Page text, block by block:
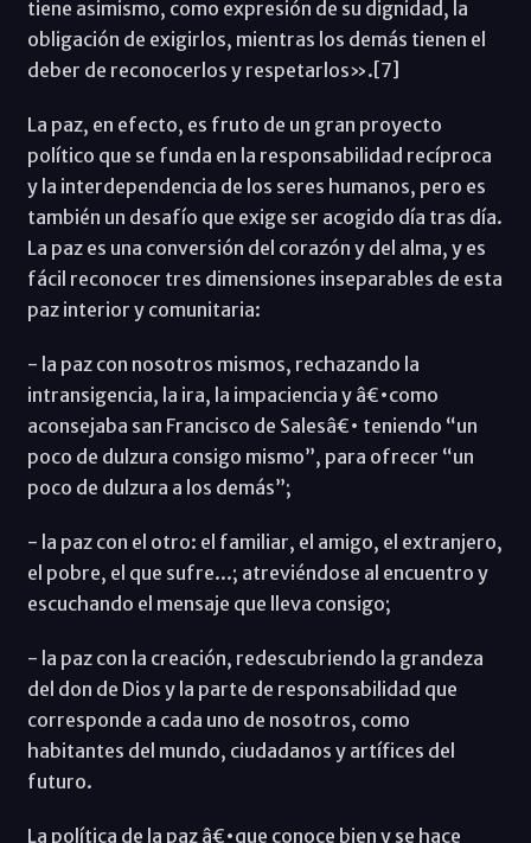
tiene asimismo, como expresión de su dignidad, la
obligación de exigirlos, mientras los demás tienen el
deber de reconocerlos y respetarlos».[7]
La paz, en efecto, es fruto de un gran proyecto
político que se funda en la responsabilidad recíproca
y la interdependencia de los seres humanos, pero es
también un desafío que exige ser acogido día tras día.
La paz es una conversión del corazón y del alma, y es
fácil reconocer tres dimensiones inseparables de esta
paz interior y comunitaria:
- la paz con nosotros mismos, rechazando la
intransigencia, la ira, la impaciencia y â€•como
aconsejaba san Francisco de Salesâ€• teniendo “un
poco de dulzura consigo mismo”, para ofrecer “un
poco de dulzura a los demás”;
- la paz con el otro: el familiar, el amigo, el extranjero,
el pobre, el que sufre...; atreviéndose al encuentro y
escuchando el mensaje que lleva consigo;
- la paz con la creación, redescubriendo la grandeza
del don de Dios y la parte de responsabilidad que
corresponde a cada uno de nosotros, como
habitantes del mundo, ciudadanos y artífices del
futuro.
La política de la paz â€•que conoce bien y se hace